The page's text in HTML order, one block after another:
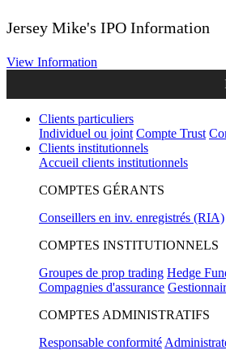
Jersey Mike's IPO Information
View Information
Clients particuliers
Individuel ou joint Compte Trust
Clients institutionnels
Accueil clients institutionnels
COMPTES GÉRANTS
Conseillers en inv. enregistrés (RIA)
COMPTES INSTITUTIONNELS
Groupes de prop trading Hedge
Compagnies d'assurance
COMPTES ADMINISTRATIFS
Responsable conformité